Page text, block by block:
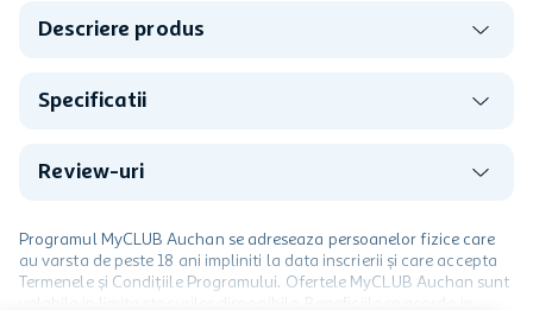
Descriere produs
Specificatii
Review-uri
Programul MyCLUB Auchan se adreseaza persoanelor fizice care
au varsta de peste 18 ani impliniti la data inscrierii și care accepta
Termenele și Condițiile Programului. Ofertele MyCLUB Auchan sunt